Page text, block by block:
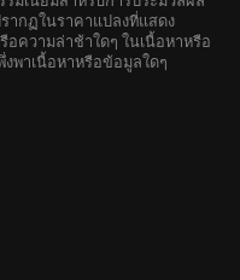
ากฏในราคาแปลงที่แสดง
ความล่าช้าใดๆ ในเนื้อหาหรือ
พาเนื้อหาหรือข้อมูลใดๆ